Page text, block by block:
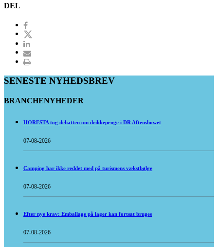
DEL
SENESTE NYHEDSBREV
BRANCHENYHEDER
HORESTA tog debatten om drikkepenge i DR Aftenshowet
07-08-2026
Camping har ikke reddet med på turismens vækstbølge
07-08-2026
Efter nye krav: Emballage på lager kan fortsat bruges
07-08-2026